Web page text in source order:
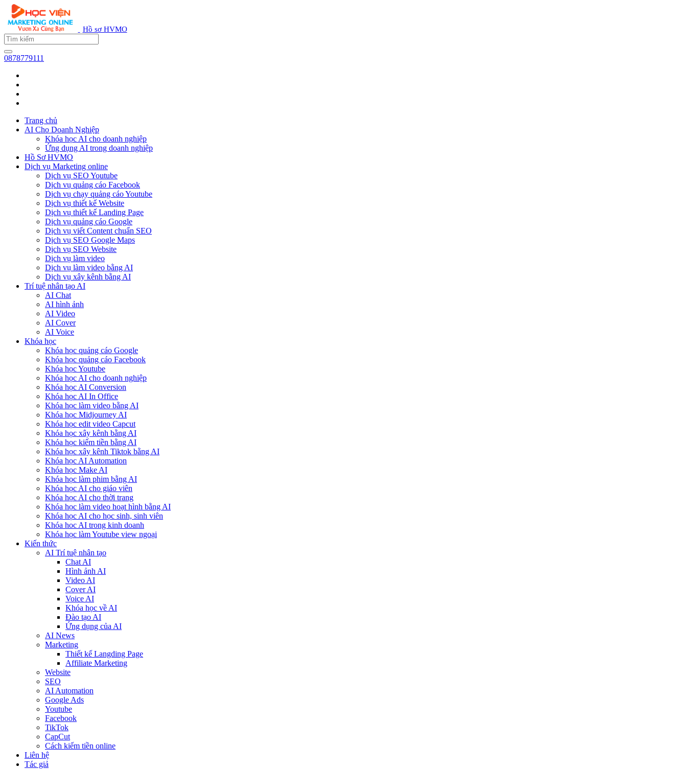
Hồ sơ HVMO
0878779111
Trang chủ
AI Cho Doanh Nghiệp
Khóa học AI cho doanh nghiệp
Ứng dụng AI trong doanh nghiệp
Hồ Sơ HVMO
Dịch vụ Marketing online
Dịch vụ SEO Youtube
Dịch vụ quảng cáo Facebook
Dịch vụ chạy quảng cáo Youtube
Dịch vụ thiết kế Website
Dịch vụ thiết kế Landing Page
Dịch vụ quảng cáo Google
Dịch vụ viết Content chuẩn SEO
Dịch vụ SEO Google Maps
Dịch vụ SEO Website
Dịch vụ làm video
Dịch vụ làm video bằng AI
Dịch vụ xây kênh bằng AI
Trí tuệ nhân tạo AI
AI Chat
AI hình ảnh
AI Video
AI Cover
AI Voice
Khóa học
Khóa học quảng cáo Google
Khóa học quảng cáo Facebook
Khóa học Youtube
Khóa học AI cho doanh nghiệp
Khóa học AI Conversion
Khóa học AI In Office
Khóa học làm video bằng AI
Khóa học Midjourney AI
Khóa học edit video Capcut
Khóa học xây kênh bằng AI
Khóa học kiếm tiền bằng AI
Khóa học xây kênh Tiktok bằng AI
Khóa học AI Automation
Khóa học Make AI
Khóa học làm phim bằng AI
Khóa học AI cho giáo viên
Khóa học AI cho thời trang
Khóa học làm video hoạt hình bằng AI
Khóa học AI cho học sinh, sinh viên
Khóa hoc AI trong kinh doanh
Khóa học làm Youtube view ngoại
Kiến thức
AI Trí tuệ nhân tạo
Chat AI
Hình ảnh AI
Video AI
Cover AI
Voice AI
Khóa học về AI
Đào tạo AI
Ứng dụng của AI
AI News
Marketing
Thiết kế Langding Page
Affiliate Marketing
Website
SEO
AI Automation
Google Ads
Youtube
Facebook
TikTok
CapCut
Cách kiếm tiền online
Liên hệ
Tác giả